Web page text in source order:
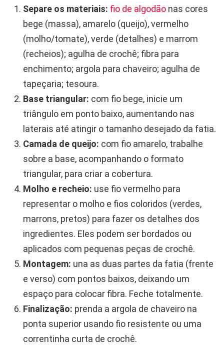
Separe os materiais: fio de algodão nas cores
bege (massa), amarelo (queijo), vermelho
(molho/tomate), verde (detalhes) e marrom
(recheios); agulha de crochê; fibra para
enchimento; argola para chaveiro; agulha de
tapeçaria; tesoura.
Base triangular: com fio bege, inicie um
triângulo em ponto baixo, aumentando nas
laterais até atingir o tamanho desejado da fatia.
Camada de queijo: com fio amarelo, trabalhe
sobre a base, acompanhando o formato
triangular, para criar a cobertura.
Molho e recheio: use fio vermelho para
representar o molho e fios coloridos (verdes,
marrons, pretos) para fazer os detalhes dos
ingredientes. Eles podem ser bordados ou
aplicados com pequenas peças de crochê.
Montagem: una as duas partes da fatia (frente
e verso) com pontos baixos, deixando um
espaço para colocar fibra. Feche totalmente.
Finalização: prenda a argola de chaveiro na
ponta superior usando fio resistente ou uma
correntinha curta de crochê.